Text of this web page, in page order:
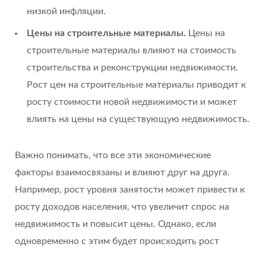
низкой инфляции.
Цены на строительные материалы. Цены на
строительные материалы влияют на стоимость
строительства и реконструкции недвижимости.
Рост цен на строительные материалы приводит к
росту стоимости новой недвижимости и может
влиять на цены на существующую недвижимость.
Важно понимать, что все эти экономические
факторы взаимосвязаны и влияют друг на друга.
Например, рост уровня занятости может привести к
росту доходов населения, что увеличит спрос на
недвижимость и повысит цены. Однако, если
одновременно с этим будет происходить рост